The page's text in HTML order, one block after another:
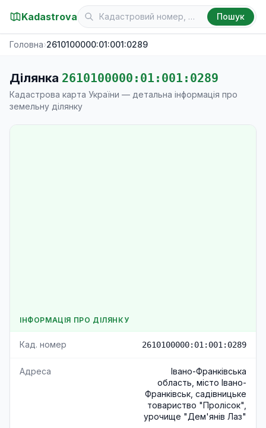
Kadastrova Пошук
Головна›2610100000:01:001:0289
Ділянка 2610100000:01:001:0289
Кадастрова карта України — детальна інформація про
земельну ділянку
ІНФОРМАЦІЯ ПРО ДІЛЯНКУ
Кад. номер 2610100000:01:001:0289
Адреса
Івано-Франківська
область, місто Івано-
Франківськ, садівницьке
товариство "Пролісок",
урочище "Дем'янів Лаз"